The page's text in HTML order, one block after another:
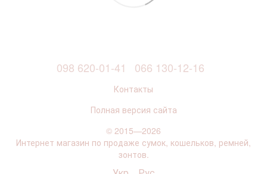
098 620-01-41 066 130-12-16
Контакты
Полная версия сайта
© 2015—2026
Интернет магазин по продаже сумок, кошельков, ремней,
зонтов.